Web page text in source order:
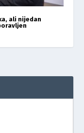
ali nijedan